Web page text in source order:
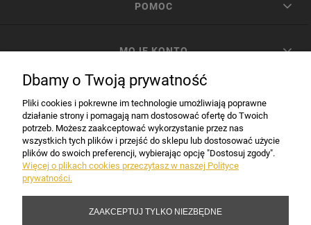
POMOC
MOJE KONTO
INFORMACJE
Dbamy o Twoją prywatność
Pliki cookies i pokrewne im technologie umożliwiają poprawne
działanie strony i pomagają nam dostosować ofertę do Twoich
potrzeb. Możesz zaakceptować wykorzystanie przez nas
wszystkich tych plików i przejść do sklepu lub dostosować użycie
plików do swoich preferencji, wybierając opcję "Dostosuj zgody".
Więcej o plikach cookies przeczytasz w naszej Polityce
prywatności.
ZAAKCEPTUJ TYLKO NIEZBĘDNE